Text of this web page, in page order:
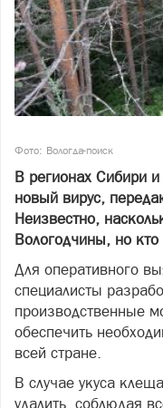
Фото: Вологда-поиск
В регионах Сибири
новый вирус,
Неизвестно,
Вологодчины, но
Для оперативного
специалисты
производственные
обеспечить
всей стране.
В случае укуса
удалить, соблюдая